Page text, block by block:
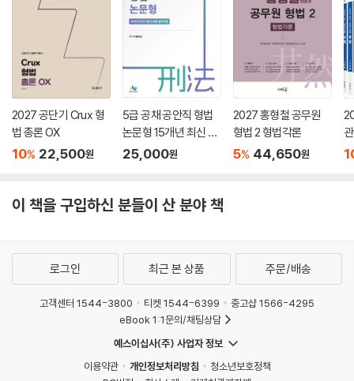
2027 공단기 Crux 형
법 총론 OX
10% 22,500원
5급 공채 공안직 형법
논문형 15개년 최신 기
출 진도별 실전해설
25,000원
2027 홍형철 공무원
형법 2 형법각론
5% 44,650원
이 책을 구입하신 분들이 산 분야 책
로그인 최근 본 상품 주문/배송
고객센터 1544-3800 티켓 1544-6399
중고샵 1566-4295
eBook 1:1문의/채팅상담
예스이십사(주) 사업자 정보
이용약관
개인정보처리방침
청소년보호정책